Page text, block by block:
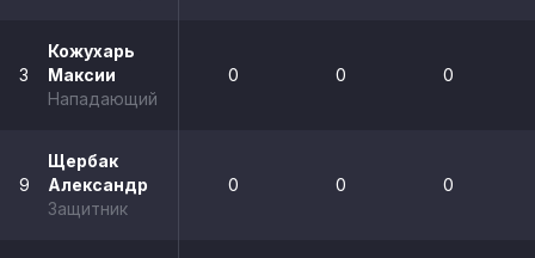
3
Кожухарь
Максии
Нападающий
0 0 0
9
Щербак
Александр
Защитник
0 0 0